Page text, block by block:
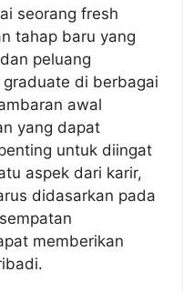
seorang fresh
tahap baru yang
peluang
di berbagai
awal
yang dapat
untuk diingat
aspek dari karir,
didasarkan pada
memberikan